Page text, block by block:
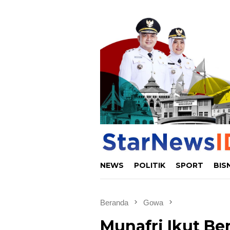
NEWS POLITIK SPORT
Beranda Gowa
Munafri Ikut